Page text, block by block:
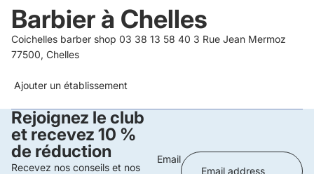
Barbier à Chelles
Coichelles barber shop 03 38 13 58 40 3 Rue Jean Mermoz
77500, Chelles
Ajouter un établissement
Rejoignez le club
et recevez 10 %
de réduction
Recevez nos conseils et nos
Email